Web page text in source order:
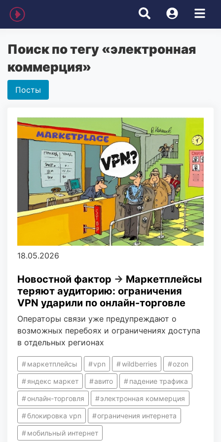
Поиск по тегу «электронная
коммерция»
Посты
18.05.2026
Новостной фактор → Маркетплейсы
теряют аудиторию: ограничения
VPN ударили по онлайн-торговле
Операторы связи уже предупреждают о
возможных перебоях и ограничениях доступа
в отдельных регионах
маркетплейсы vpn wildberries ozon
яндекс маркет авито падение трафика
онлайн-торговля электронная коммерция
блокировка vpn ограничения интернета
мобильный интернет